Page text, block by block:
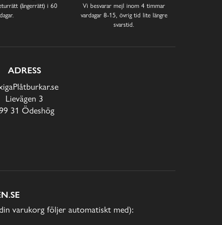
(ångerrätt) i 60
dagar.
Vi besvarar mejl inom 4 timmar
vardagar 8-15, övrig tid lite längre
svarstid.
ADRESS
Lievägen 3
31 Ödeshög
varukorg följer automatiskt med):